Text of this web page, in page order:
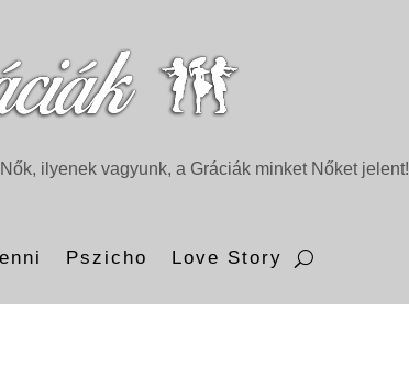
ilyenek vagyunk, a Gráciák minket Nőket jelent!
Pszicho Love Story